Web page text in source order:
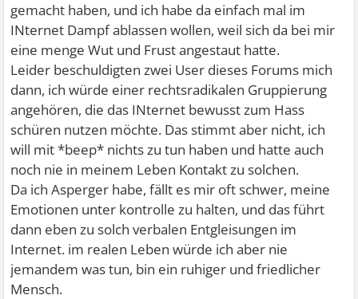
gemacht haben, und ich habe da einfach mal im
INternet Dampf ablassen wollen, weil sich da bei mir
eine menge Wut und Frust angestaut hatte.
Leider beschuldigten zwei User dieses Forums mich
dann, ich würde einer rechtsradikalen Gruppierung
angehören, die das INternet bewusst zum Hass
schüren nutzen möchte. Das stimmt aber nicht, ich
will mit *beep* nichts zu tun haben und hatte auch
noch nie in meinem Leben Kontakt zu solchen.
Da ich Asperger habe, fällt es mir oft schwer, meine
Emotionen unter kontrolle zu halten, und das führt
dann eben zu solch verbalen Entgleisungen im
Internet. im realen Leben würde ich aber nie
jemandem was tun, bin ein ruhiger und friedlicher
Mensch.